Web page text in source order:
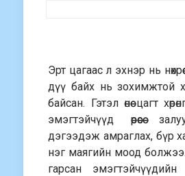
Эрт цагаас л эхнэр нь
дүү байх нь зохимжтой
байсан. Гэтэл өнөө цагт
эмэгтэйчүүд өөрөөсөө
дэгээдэж амраглах, бүр
нэг маягийн моод
гарсан